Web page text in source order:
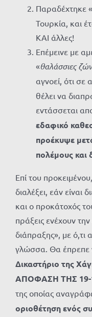
Παραδέχτηκε
Τουρκία, και
ΚΑΙ άλλες!
Επέμεινε με
«θαλάσσιες
αγνοεί, ότι σε
θέλει να
εντάσσεται
εδαφικό
προέκυψε
πολέμους και
Επί του
διαλέξει, εάν
και ο προκάτοχός
πράξεις ενέχουν
διάπραξης», με ό,τι
γλώσσα. Θα έπρεπε
Δικαστήριο της
ΑΠΟΦΑΣΗ ΤΗΣ 19-
της οποίας
οριοθέτηση ενός